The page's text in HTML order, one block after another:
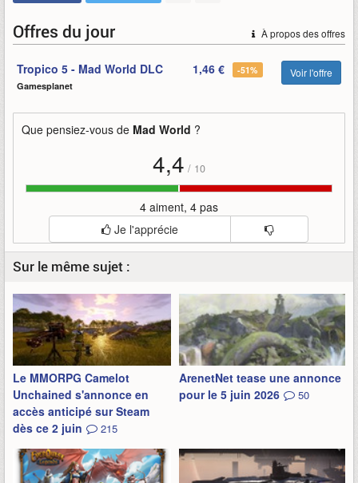
À propos des offres
Offres du jour
Tropico 5 - Mad World DLC
Gamesplanet
1,46 € -51% Voir l'offre
Que pensiez-vous de Mad World ?
4,4 / 10
4 aiment, 4 pas
Je l'apprécie
Sur le même sujet :
Le MMORPG Camelot
Unchained s'annonce en
accès anticipé sur Steam
dès ce 2 juin
215
ArenetNet tease une annonce
pour le 5 juin 2026
50